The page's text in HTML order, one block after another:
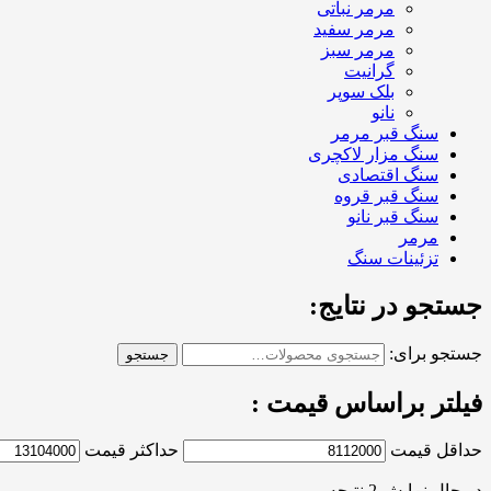
مرمر نباتی
مرمر سفید
مرمر سبز
گرانیت
بلک سوپر
نانو
سنگ قبر مرمر
سنگ مزار لاکچری
سنگ اقتصادی
سنگ قبر قروه
سنگ قبر نانو
مرمر
تزئینات سنگ
جستجو در نتایج:
جستجو برای: جستجو
فیلتر براساس قیمت :
حداقل قیمت حداکثر قیمت